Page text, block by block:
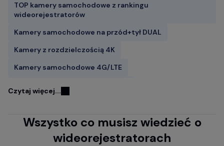
TOP kamery samochodowe z rankingu
wideorejestratorów
Kamery samochodowe na przód+tył DUAL
Kamery z rozdzielczością 4K
Kamery samochodowe 4G/LTE
Kamery samochodowe FITCAMX
Wideorejestratory w lusterku wstecznym
Rejestratory jazdy z kamerą cofania
Czytaj więcej...
Wszystko co musisz wiedzieć o
wideorejestratorach